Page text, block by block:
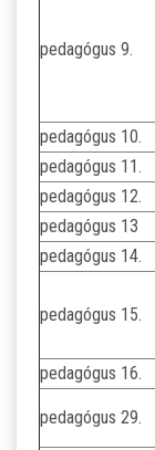
pedagógus 9.
pedagógus 10.
pedagógus 11.
pedagógus 12.
pedagógus 13
pedagógus 14.
pedagógus 15.
pedagógus 16.
pedagógus 29.